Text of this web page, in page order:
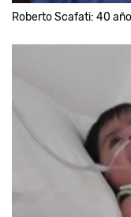
Roberto Scafati: 40